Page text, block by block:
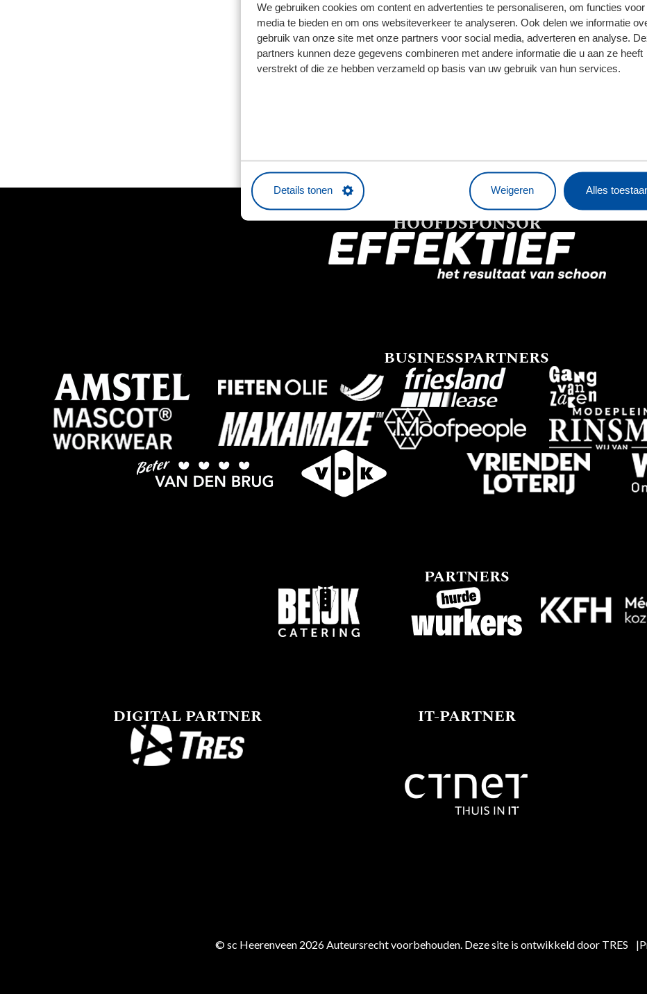
We gebruiken cookies om content en advertenties te personaliseren, om functies
media te bieden en om ons websiteverkeer te analyseren. Ook delen we informatie
gebruik van onze site met onze partners voor social media, adverteren en analyse.
partners kunnen deze gegevens combineren met andere informatie die u aan ze heeft
verstrekt of die ze hebben verzameld op basis van uw gebruik van hun services.
Details tonen Weigeren Alles
HOOFDSPONSOR
BUSINESSPARTNERS
PARTNERS
DIGITAL PARTNER IT-PARTNER
© sc Heerenveen 2026 Auteursrecht voorbehouden. Deze site is ontwikkeld door TRES